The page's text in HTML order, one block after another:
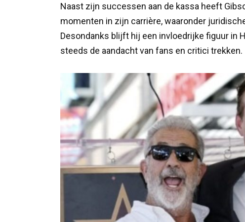
Naast zijn successen aan de kassa heeft
momenten in zijn carrière, waaronder
Desondanks blijft hij een invloedrijke figuur in
steeds de aandacht van fans en critici trekken.